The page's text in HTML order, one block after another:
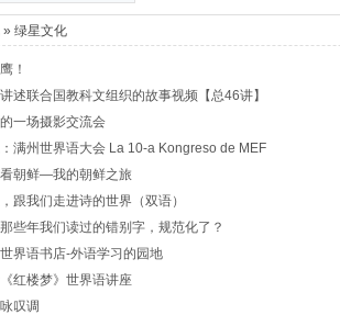
Esperanto-
Amerika
2013/2/2
al 1-a Forumo
2012/8/10
即将召开
4/19
a Junula
a Junurala
4/11
7a EKNI期间举
年世界
Esperanto-
Amerika
al 1-a Forumo
2012/8/10
» 绿星文化
！
述联合国教科文组织的故事视频【总46讲】
一场摄影交流会
满州世界语大会 La 10-a Kongreso de MEF
朝鲜—我的朝鲜之旅
跟我们走进诗的世界（双语）
些年我们读过的错别字，规范化了？
界语书店-外语学习的园地
红楼梦》世界语讲座
叹调